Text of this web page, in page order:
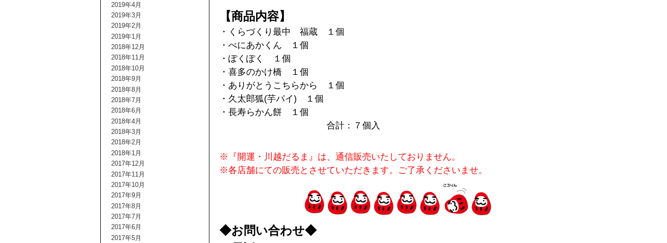
2019年4月
2019年3月
2019年2月
2019年1月
2018年12月
2018年11月
2018年10月
2018年9月
2018年8月
2018年7月
2018年6月
2018年4月
2018年3月
2018年2月
2018年1月
2017年12月
2017年11月
2017年10月
2017年9月
2017年8月
2017年7月
2017年6月
2017年5月
【商品内容】
・くらづくり最中 福蔵 １個
・べにあかくん １個
・ぽくぽく １個
・喜多のかけ橋 １個
・ありがとうこちらから １個
・久太郎狐(芋パイ) １個
・長寿らかん餅 １個
合計：７個入
※『開運・川越だるま』は、通信販売いたしておりません。
※各店舗にての販売とさせていただきます。ご了承くださいませ。
◆お問い合わせ◆